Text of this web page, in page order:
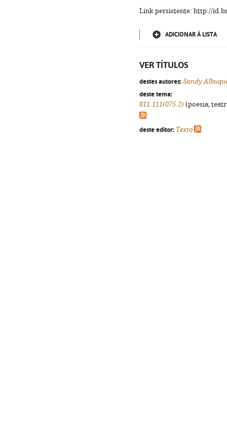
Link persistente: http://
ADICIONAR À LISTA
VER TÍTULOS
destes autores: Sandy
deste tema:
811.111(075.2) (poesia,
deste editor: Texto